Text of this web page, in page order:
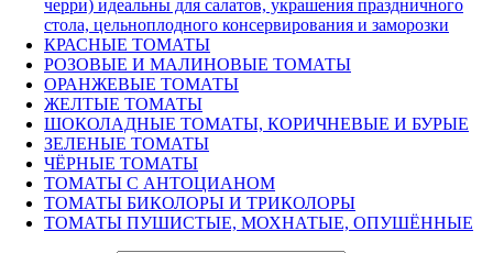
черри) идеальны для салатов, украшения праздничного
стола, цельноплодного консервирования и заморозки
КРАСНЫЕ ТОМАТЫ
РОЗОВЫЕ И МАЛИНОВЫЕ ТОМАТЫ
ОРАНЖЕВЫЕ ТОМАТЫ
ЖЕЛТЫЕ ТОМАТЫ
ШОКОЛАДНЫЕ ТОМАТЫ, КОРИЧНЕВЫЕ И БУРЫЕ
ЗЕЛЕНЫЕ ТОМАТЫ
ЧЁРНЫЕ ТОМАТЫ
ТОМАТЫ С АНТОЦИАНОМ
ТОМАТЫ БИКОЛОРЫ И ТРИКОЛОРЫ
ТОМАТЫ ПУШИСТЫЕ, МОХНАТЫЕ, ОПУШЁННЫЕ